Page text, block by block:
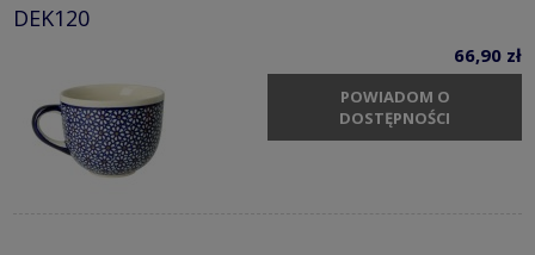
DEK120
66,90 zł
POWIADOM O
DOSTĘPNOŚCI